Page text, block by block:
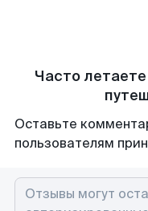
Часто
Оставьте
пользователям